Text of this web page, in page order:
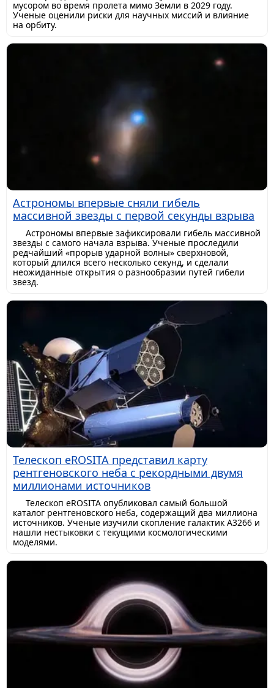
мусором во время пролета мимо Земли в 2029 году.
Ученые оценили риски для научных миссий и влияние
на орбиту.
Астрономы впервые сняли гибель
массивной звезды с первой секунды взрыва
Астрономы впервые зафиксировали гибель массивной
звезды с самого начала взрыва. Ученые проследили
редчайший «прорыв ударной волны» сверхновой,
который длился всего несколько секунд, и сделали
неожиданные открытия о разнообразии путей гибели
звезд.
Телескоп eROSITA представил карту
рентгеновского неба с рекордными двумя
миллионами источников
Телескоп eROSITA опубликовал самый большой
каталог рентгеновского неба, содержащий два миллиона
источников. Ученые изучили скопление галактик A3266 и
нашли нестыковки с текущими космологическими
моделями.